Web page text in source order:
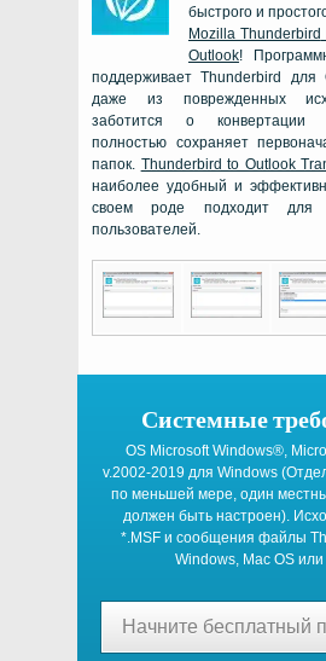
быстрого и
Mozilla Thunderbird
Outlook!
поддерживаетThunderbird для
даже из поврежденных
заботится о конвертации
полностью сохраняет
папок. Thunderbird to Outlook
наиболее удобный и
своем роде подходит для
пользователей.
Системные
OS Microsoft Windows®,
v.2002-2019 для Windows
по меньшей мере, один
должен быть настроен).
*.MSF и сообщения файлы
Windows, Mac OSили
Начните бесплатный